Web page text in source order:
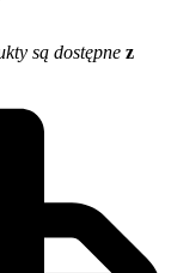
są dostępne z